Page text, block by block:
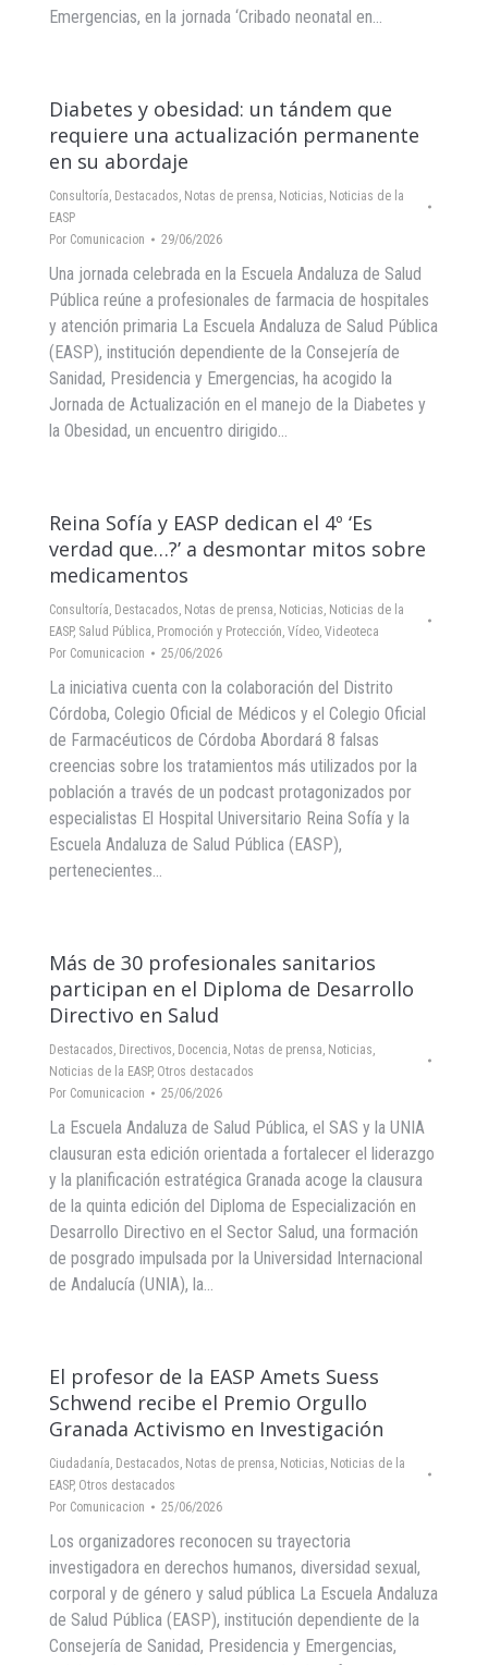
Emergencias, en la jornada ‘Cribado neonatal en…
Diabetes y obesidad: un tándem que
requiere una actualización permanente
en su abordaje
Consultoría, Destacados, Notas de prensa, Noticias, Noticias de la
EASP
Por Comunicacion 29/06/2026
Una jornada celebrada en la Escuela Andaluza de Salud
Pública reúne a profesionales de farmacia de hospitales
y atención primaria La Escuela Andaluza de Salud Pública
(EASP), institución dependiente de la Consejería de
Sanidad, Presidencia y Emergencias, ha acogido la
Jornada de Actualización en el manejo de la Diabetes y
la Obesidad, un encuentro dirigido…
Reina Sofía y EASP dedican el 4º ‘Es
verdad que…?’ a desmontar mitos sobre
medicamentos
Consultoría, Destacados, Notas de prensa, Noticias, Noticias de la
EASP, Salud Pública, Promoción y Protección, Vídeo, Videoteca
Por Comunicacion 25/06/2026
La iniciativa cuenta con la colaboración del Distrito
Córdoba, Colegio Oficial de Médicos y el Colegio Oficial
de Farmacéuticos de Córdoba Abordará 8 falsas
creencias sobre los tratamientos más utilizados por la
población a través de un podcast protagonizados por
especialistas El Hospital Universitario Reina Sofía y la
Escuela Andaluza de Salud Pública (EASP),
pertenecientes…
Más de 30 profesionales sanitarios
participan en el Diploma de Desarrollo
Directivo en Salud
Destacados, Directivos, Docencia, Notas de prensa, Noticias,
Noticias de la EASP, Otros destacados
Por Comunicacion 25/06/2026
La Escuela Andaluza de Salud Pública, el SAS y la UNIA
clausuran esta edición orientada a fortalecer el liderazgo
y la planificación estratégica Granada acoge la clausura
de la quinta edición del Diploma de Especialización en
Desarrollo Directivo en el Sector Salud, una formación
de posgrado impulsada por la Universidad Internacional
de Andalucía (UNIA), la…
El profesor de la EASP Amets Suess
Schwend recibe el Premio Orgullo
Granada Activismo en Investigación
Ciudadanía, Destacados, Notas de prensa, Noticias, Noticias de la
EASP, Otros destacados
Por Comunicacion 25/06/2026
Los organizadores reconocen su trayectoria
investigadora en derechos humanos, diversidad sexual,
corporal y de género y salud pública La Escuela Andaluza
de Salud Pública (EASP), institución dependiente de la
Consejería de Sanidad, Presidencia y Emergencias,